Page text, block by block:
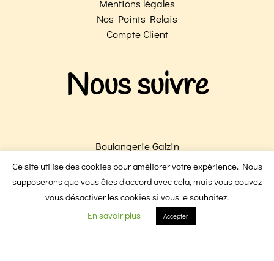
Mentions légales
Nos Points Relais
Compte Client
Nous suivre
Boulangerie Galzin
Boulangerie Victoire
F I
Ce site utilise des cookies pour améliorer votre expérience. Nous
supposerons que vous êtes d'accord avec cela, mais vous pouvez
vous désactiver les cookies si vous le souhaitez.
En savoir plus
Accepter